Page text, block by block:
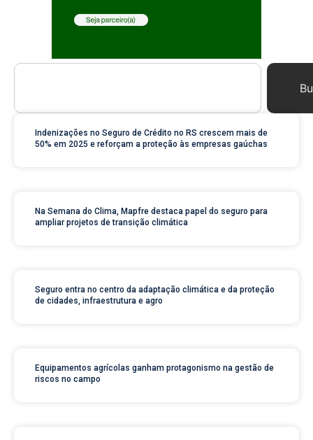
Indenizações no Seguro de Crédito no RS crescem mais de
50% em 2025 e reforçam a proteção às empresas gaúchas
Na Semana do Clima, Mapfre destaca papel do seguro para
ampliar projetos de transição climática
Seguro entra no centro da adaptação climática e da proteção
de cidades, infraestrutura e agro
Equipamentos agrícolas ganham protagonismo na gestão de
riscos no campo